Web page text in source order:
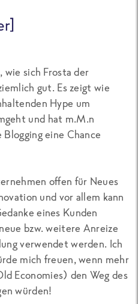
wie sich Frosta der
gut. Es zeigt wie
Hype um
und hat m.M.n
eine Chance
offen für Neues
und vor allem kann
eines Kunden
bzw. weitere Anreize
verwendet werden. Ich
mich freuen, wenn mehr
Economies) den Weg des
würden!